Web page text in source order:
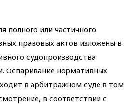
полного или частичного
правовых актов изложены в
судопроизводства
Оспаривание нормативных
в арбитражном суде в том
в соответствии с